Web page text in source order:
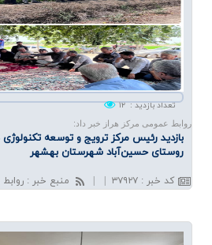
تعداد بازدید: ۱۲
روابط عمومی مرکز هراز خبر داد:
بازدید رئیس مركز ترویج و توسعه تكنولوژی
روستای حسین‌آباد شهرستان بهشهر
کد خبر : ۳۷۹۲۷ منبع خبر :